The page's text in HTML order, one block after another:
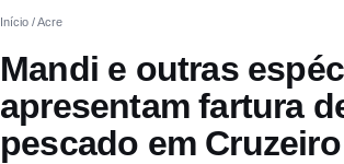
Início / Acre
Mandi e outras
apresentam fartura
pescado em